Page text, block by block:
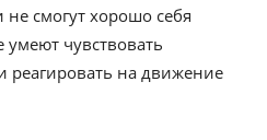
смогут хорошо себя
чувствовать
на движение